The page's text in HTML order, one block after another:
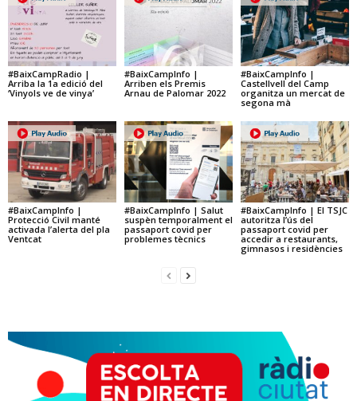
#BaixCampRadio |
Arriba la 1a edició del
‘Vinyols ve de vinya’
#BaixCampInfo |
Arriben els Premis
Arnau de Palomar 2022
#BaixCampInfo |
Castellvell del Camp
organitza un mercat de
segona mà
#BaixCampInfo |
Protecció Civil manté
activada l’alerta del pla
Ventcat
#BaixCampInfo | Salut
suspèn temporalment el
passaport covid per
problemes tècnics
#BaixCampInfo | El TSJC
autoritza l’ús del
passaport covid per
accedir a restaurants,
gimnasos i residències